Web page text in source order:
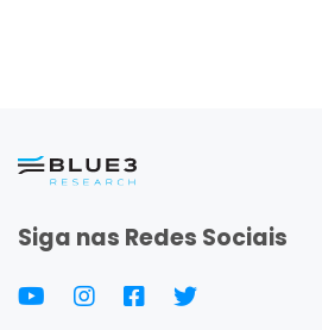
Siga nas Redes Sociais